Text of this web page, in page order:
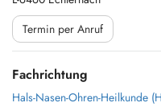
Termin per Anruf
Fachrichtung
Hals-Nasen-Ohren-Heilkunde